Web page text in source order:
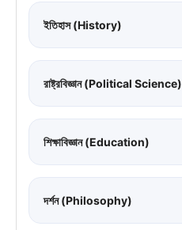
ইতিহাস (History)
রাষ্ট্রবিজ্ঞান (Political Science)
শিক্ষাবিজ্ঞান (Education)
দর্শন (Philosophy)